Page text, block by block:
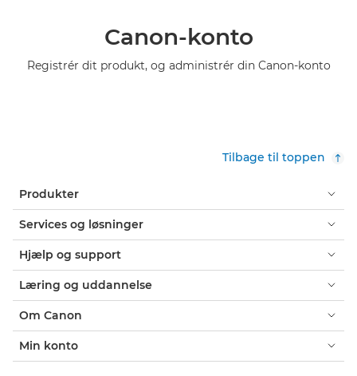
Canon-konto
Registrér dit produkt, og administrér din Canon-konto
Tilbage til toppen
Produkter
Services og løsninger
Hjælp og support
Læring og uddannelse
Om Canon
Min konto